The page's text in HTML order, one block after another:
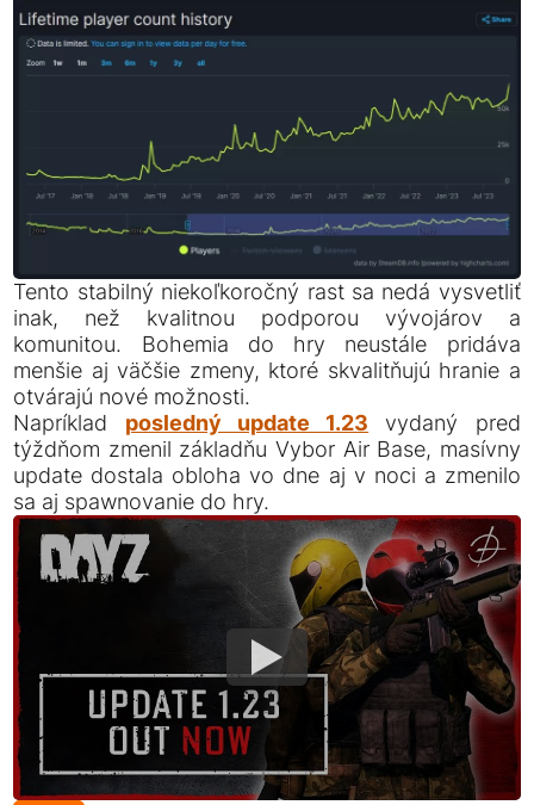
Tento stabilný niekoľkoročný rast sa nedá vysvetliť
inak, než kvalitnou podporou vývojárov a
komunitou. Bohemia do hry neustále pridáva
menšie aj väčšie zmeny, ktoré skvalitňujú hranie a
otvárajú nové možnosti.
Napríklad posledný update 1.23 vydaný pred
týždňom zmenil základňu Vybor Air Base, masívny
update dostala obloha vo dne aj v noci a zmenilo
sa aj spawnovanie do hry.